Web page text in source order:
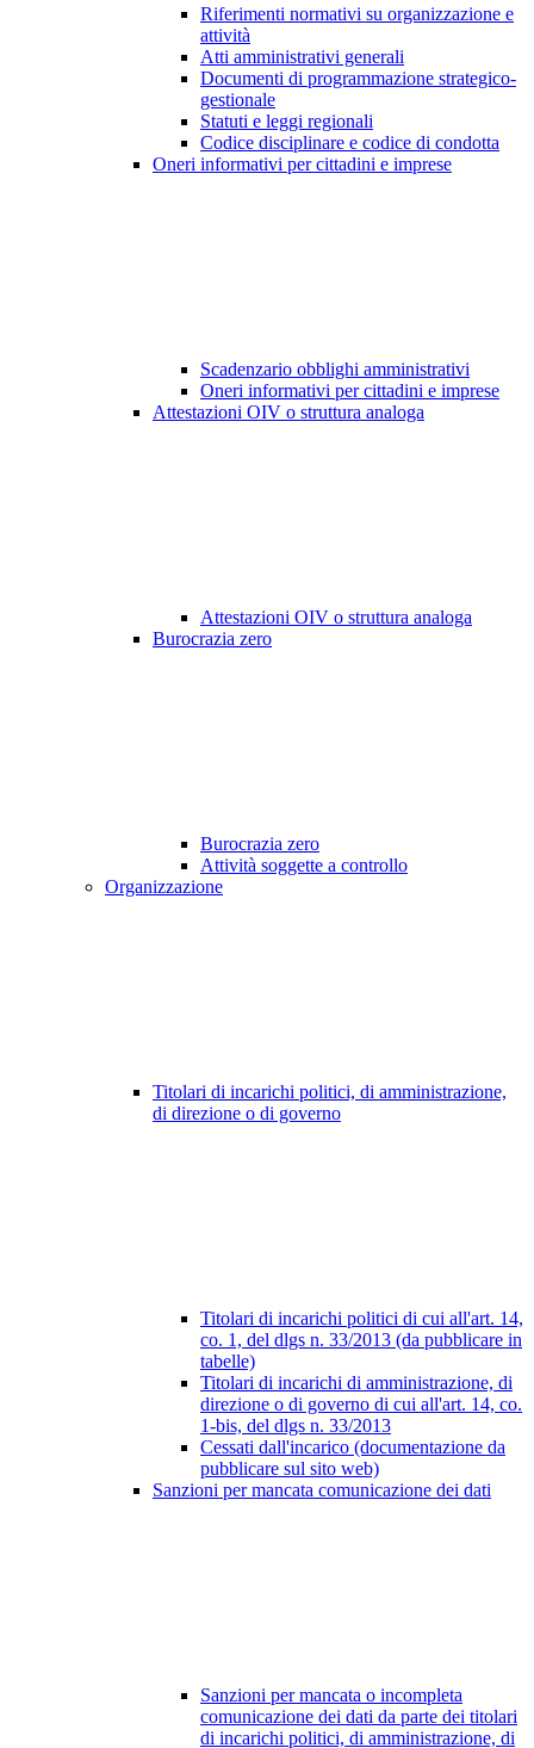
Riferimenti normativi su organizzazione e
attività
Atti amministrativi generali
Documenti di programmazione strategico-
gestionale
Statuti e leggi regionali
Codice disciplinare e codice di condotta
Oneri informativi per cittadini e imprese
Scadenzario obblighi amministrativi
Oneri informativi per cittadini e imprese
Attestazioni OIV o struttura analoga
Attestazioni OIV o struttura analoga
Burocrazia zero
Burocrazia zero
Attività soggette a controllo
Organizzazione
Titolari di incarichi politici, di amministrazione,
di direzione o di governo
Titolari di incarichi politici di cui all'art. 14,
co. 1, del dlgs n. 33/2013 (da pubblicare in
tabelle)
Titolari di incarichi di amministrazione, di
direzione o di governo di cui all'art. 14, co.
1-bis, del dlgs n. 33/2013
Cessati dall'incarico (documentazione da
pubblicare sul sito web)
Sanzioni per mancata comunicazione dei dati
Sanzioni per mancata o incompleta
comunicazione dei dati da parte dei titolari
di incarichi politici, di amministrazione, di